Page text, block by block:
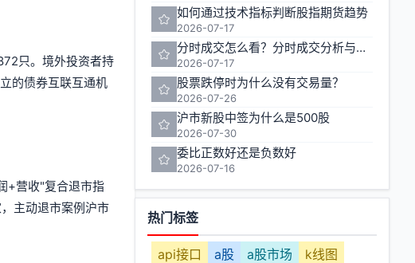
只。境外投资者持
的债券互联互通机
+营收"复合退市指
主动退市案例沪市
如何通过技术指标判断股指期货趋势
2026-07-17
分时成交怎么看？分时成交分析与实战技巧
2026-07-17
股票跌停时为什么没有交易量？
2026-07-26
沪市新股中签为什么是500股
2026-07-30
委比正数好还是负数好
2026-07-16
热门标签
api接口 a股 a股市场
k线图